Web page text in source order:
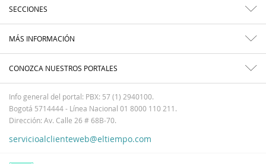
SECCIONES
MÁS INFORMACIÓN
CONOZCA NUESTROS PORTALES
Info general del portal: PBX: 57 (1) 2940100.
Bogotá 5714444 - Línea Nacional 01 8000 110 211.
Dirección: Av. Calle 26 # 68B-70.
servicioalclienteweb@eltiempo.com